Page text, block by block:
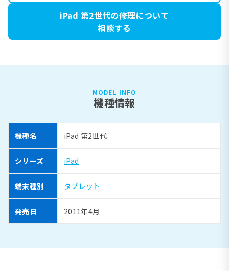
iPad 第2世代の修理について
相談する
MODEL INFO
機種情報
機種名 iPad 第2世代
シリーズ iPad
端末種別 タブレット
発売日 2011年4月